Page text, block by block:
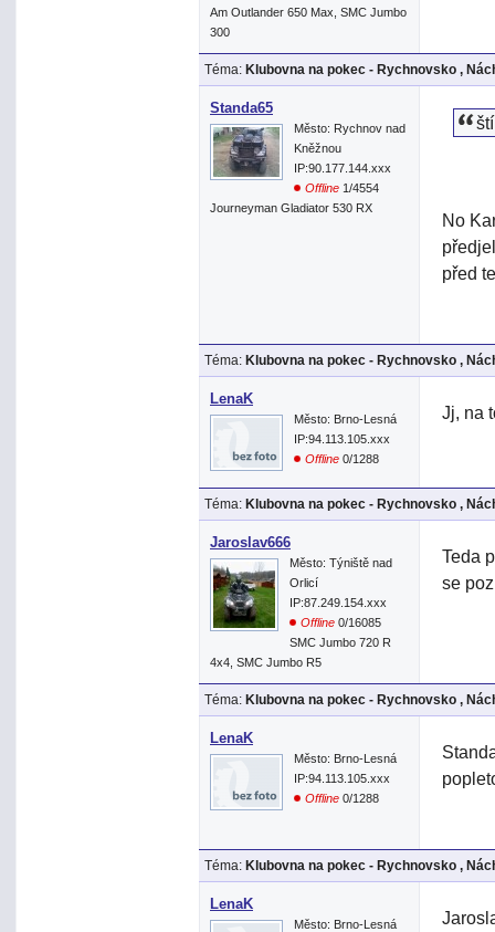
Am Outlander 650 Max, SMC Jumbo
300
Téma: Klubovna na pokec - Rychnovsko ,
Standa65
Město: Rychnov nad
Kněžnou
IP:90.177.144.xxx
Offline 1/4554
Journeyman Gladiator 530 RX
No
před
Téma: Klubovna na pokec - Rychnovsko ,
LenaK
Město: Brno-Lesná
IP:94.113.105.xxx
Offline 0/1288
Jj, na
Téma: Klubovna na pokec - Rychnovsko ,
Jaroslav666
Město: Týniště nad
Orlicí
IP:87.249.154.xxx
Offline 0/16085
SMC Jumbo 720 R
4x4, SMC Jumbo R5
Teda
se
Téma: Klubovna na pokec - Rychnovsko ,
LenaK
Město: Brno-Lesná
IP:94.113.105.xxx
Offline 0/1288
Téma: Klubovna na pokec - Rychnovsko ,
LenaK
Město: Brno-Lesná